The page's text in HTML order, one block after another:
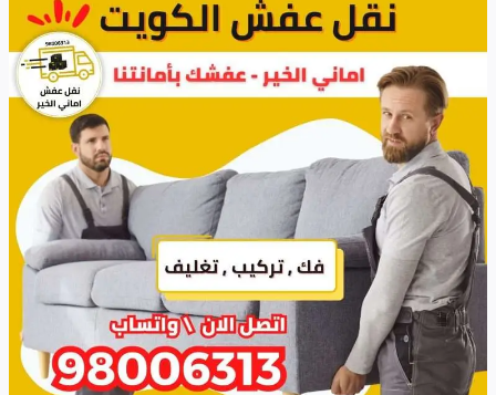
المكاتب
الكويت
أماني
الخير
|
خبرة
وأمان
في
نقل